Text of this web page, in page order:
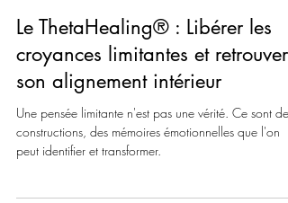
ELISABETH GOMES
Le ThetaHealing® : Libérer les
croyances limitantes et retrouver
son alignement intérieur
Une pensée limitante n'est pas une vérité. Ce sont des